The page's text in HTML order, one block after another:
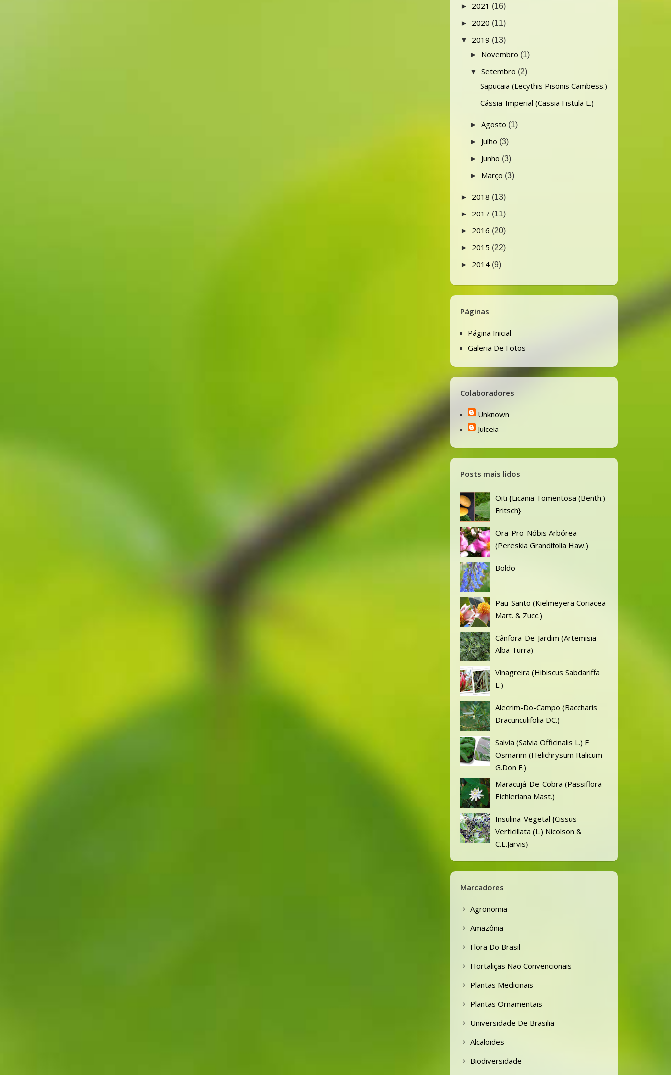
► 2021 (16)
► 2020 (11)
▼ 2019 (13)
► Novembro (1)
▼Setembro (2)
Sapucaia (Lecythis Pisonis Cambess.)
Cássia-Imperial (Cassia Fistula L.)
►Agosto (1)
► Julho (3)
► Junho (3)
► Março (3)
► 2018 (13)
► 2017 (11)
► 2016 (20)
► 2015 (22)
► 2014 (9)
Páginas
Página Inicial
Galeria De Fotos
Colaboradores
Unknown
Julceia
Posts mais lidos
Oiti {Licania Tomentosa (Benth.)
Fritsch}
Ora-Pro-Nóbis Arbórea
(Pereskia Grandifolia Haw.)
Boldo
Pau-Santo (Kielmeyera Coriacea
Mart. & Zucc.)
Cânfora-De-Jardim (Artemisia
Alba Turra)
Vinagreira (Hibiscus Sabdariffa
L.)
Alecrim-Do-Campo (Baccharis
Dracunculifolia DC.)
Salvia (Salvia Officinalis L.) E
Osmarim (Helichrysum Italicum
G.Don F.)
Maracujá-De-Cobra (Passiflora
Eichleriana Mast.)
Insulina-Vegetal {Cissus
Verticillata (L.) Nicolson &
C.E.Jarvis}
Marcadores
Agronomia
Amazônia
Flora Do Brasil
Hortaliças Não Convencionais
Plantas Medicinais
Plantas Ornamentais
Universidade De Brasilia
Alcaloides
Biodiversidade